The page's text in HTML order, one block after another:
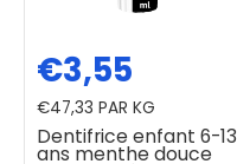
Dentifrice enfant 6-13
ans menthe douce
€3,55
€47,33 PAR KG